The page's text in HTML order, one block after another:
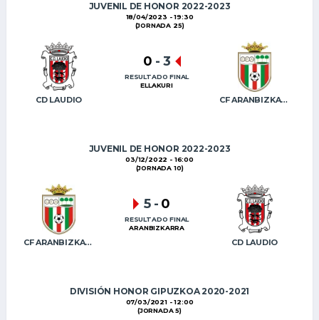
JUVENIL DE HONOR 2022-2023
18/04/2023 - 19:30
(JORNADA 25)
CD LAUDIO CF ARANBIZKARRA
0 - 3
RESULTADO FINAL
ELLAKURI
JUVENIL DE HONOR 2022-2023
03/12/2022 - 16:00
(JORNADA 10)
CF ARANBIZKARRA CD LAUDIO
5 - 0
RESULTADO FINAL
ARANBIZKARRA
DIVISIÓN HONOR GIPUZKOA 2020-2021
07/03/2021 - 12:00
(JORNADA 5)